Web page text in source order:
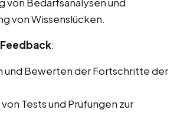
von Wissenslücken.
:
und Bewerten der Fortschritte der
Tests und Prüfungen zur